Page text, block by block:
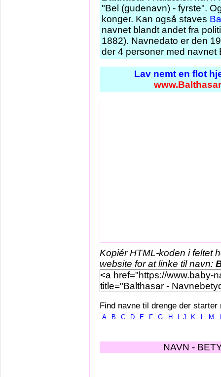
"Bel (gudenavn) - fyrste".
konger. Kan også staves
navnet blandt andet fra
1882). Navnedato er den
der 4 personer med navnet
Lav nemt en flot
Kopiér HTML-koden i feltet
website for at linke til navn:
Find navne til drenge der starter
A B C D E F G H J K L M
NAVN -